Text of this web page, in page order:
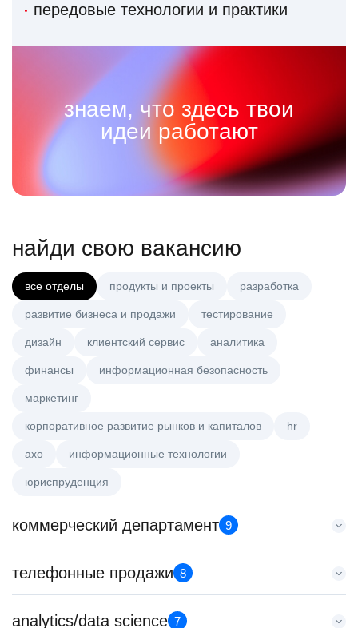
передовые технологии и практики
знаем, что здесь твои
идеи работают
найди свою вакансию
все отделы продукты и проекты разработка
развитие бизнеса и продажи тестирование
дизайн клиентский сервис аналитика
финансы информационная безопасность
маркетинг
корпоративное развитие рынков и капиталов hr
axo информационные технологии
юриспруденция
коммерческий департамент 9
Старший аналитик клиентской эффективности
HeadHunter::Коммерческий департамент
з/п не указана
телефонные продажи 8
Менеджер по продажам в сегменте среднего и крупного
analytics/data science 7